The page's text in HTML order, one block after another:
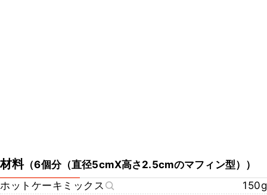
材料（6個分（直径5cmX高さ2.5cmのマフィン型） ）
ホットケーキミックス
150g